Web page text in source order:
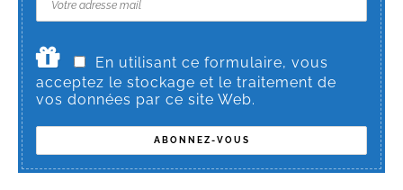
En utilisant ce formulaire, vous
acceptez le stockage et le traitement de
vos données par ce site Web.